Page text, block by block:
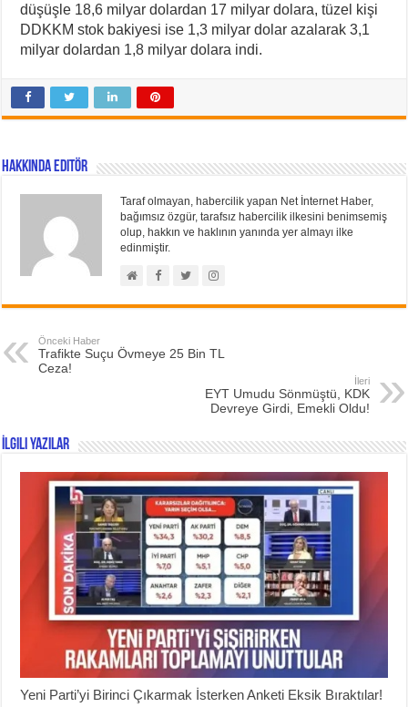
düşüşle 18,6 milyar dolardan 17 milyar dolara, tüzel kişi
DDKKM stok bakiyesi ise 1,3 milyar dolar azalarak 3,1
milyar dolardan 1,8 milyar dolara indi.
Hakkında Editör
Taraf olmayan, habercilik yapan Net İnternet Haber,
bağımsız özgür, tarafsız habercilik ilkesini benimsemiş
olup, hakkın ve haklının yanında yer almayı ilke
edinmiştir.
Önceki Haber
Trafikte Suçu Övmeye 25 Bin TL
Ceza!
İleri
EYT Umudu Sönmüştü, KDK
Devreye Girdi, Emekli Oldu!
İlgili Yazılar
Yeni Parti’yi Birinci Çıkarmak İsterken Anketi Eksik Bıraktılar!